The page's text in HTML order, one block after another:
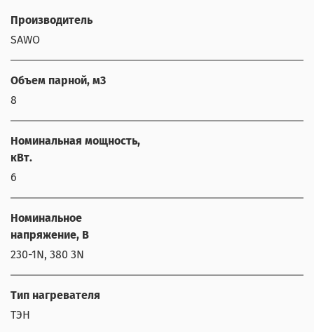
Производитель
SAWO
Объем парной, м3
8
Номинальная мощность,
кВт.
6
Номинальное
напряжение, В
230-1N, 380 3N
Тип нагревателя
ТЭН